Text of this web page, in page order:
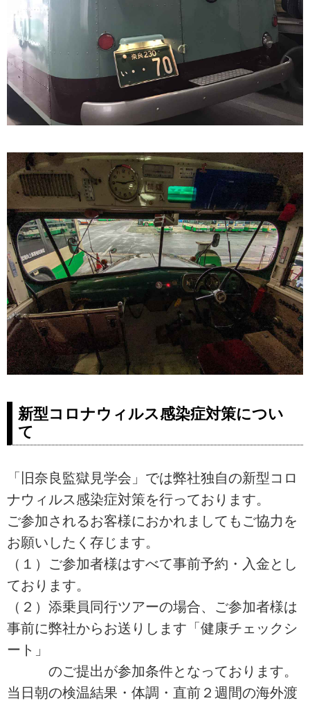
新型コロナウィルス感染症対策につい
て
「旧奈良監獄見学会」では弊社独自の新型コロ
ナウィルス感染症対策を行っております。
ご参加されるお客様におかれましてもご協力を
お願いしたく存じます。
（１）ご参加者様はすべて事前予約・入金とし
ております。
（２）添乗員同行ツアーの場合、ご参加者様は
事前に弊社からお送りします「健康チェックシ
ート」
のご提出が参加条件となっております。
当日朝の検温結果・体調・直前２週間の海外渡